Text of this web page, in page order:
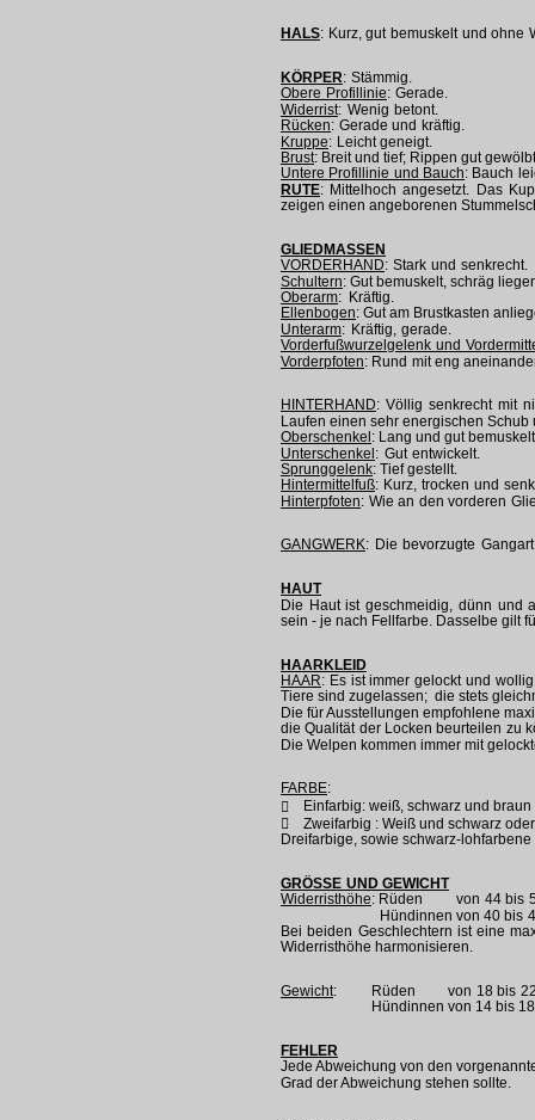
HALS: Kurz, gut bemuskelt und ohne
KÖRPER: Stämmig.
Obere Profillinie: Gerade.
Widerrist: Wenig betont.
Rücken: Gerade und kräftig.
Kruppe: Leicht geneigt.
Brust: Breit und tief; Rippen gut
Untere Profillinie und Bauch: Bauch
RUTE: Mittelhoch angesetzt. Das
zeigen einen angeborenen
GLIEDMASSEN
VORDERHAND: Stark und senkrecht.
Schultern: Gut bemuskelt, schräg
Oberarm: Kräftig.
Ellenbogen: Gut am Brustkasten
Unterarm: Kräftig, gerade.
Vorderfußwurzelgelenk und
Vorderpfoten: Rund mit eng
HINTERHAND: Völlig senkrecht mit
Laufen einen sehr energischen
Oberschenkel : Lang und gut
Unterschenkel : Gut entwickelt.
Sprunggelenk: Tief gestellt.
Hintermittelfuß: Kurz, trocken und
Hinterpfoten: Wie an den vorderen
GANGWERK: Die bevorzugte
HAUT
Die Haut ist geschmeidig, dünn und
sein - je nach Fellfarbe. Dasselbe gilt
HAARKLEID
HAAR: Es ist immer gelockt und
Tiere sind zugelassen;  die stets
Die für Ausstellungen empfohlene
die Qualität der Locken beurteilen zu
Die Welpen kommen immer mit
FARBE:

Einfarbig: weiß, schwarz und

Zweifarbig : Weiß und schwarz
Dreifarbige, sowie schwarz-
GRÖSSE UND GEWICHT
Widerristhöhe: Rüden von 44 bis
Hündinnen von 40 bis
Bei beiden Geschlechtern ist eine
Widerristhöhe harmonisieren.
Gewicht:
Rüden von 18 bis
Hündinnen von 14 bis
FEHLER
Jede Abweichung von den
Grad der Abweichung stehen sollte.